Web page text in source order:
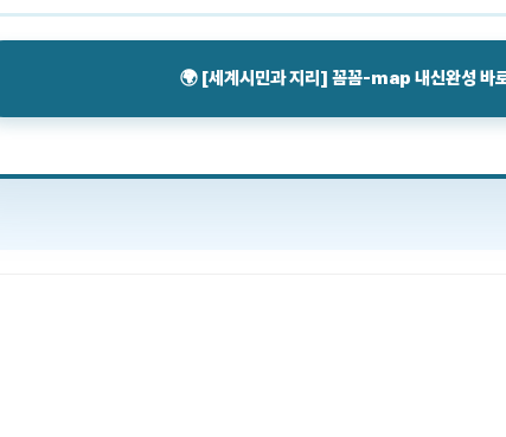
🌍 [세계시민과 지리] 꼼꼼-map 내신완성 바